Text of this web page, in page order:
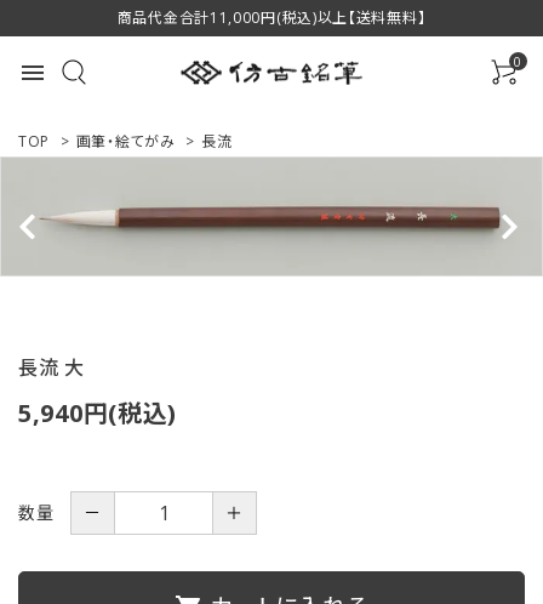
商品代金合計11,000円(税込)以上【送料無料】
menu 0
ACCOUNT MENU
私たちについて
ご利用ガイド
TOP > 画筆・絵てがみ > 長流
長流 大
5,940円(税込)
数量 － ＋